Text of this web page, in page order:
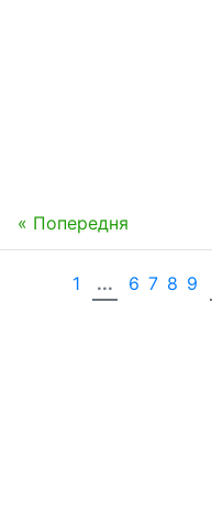
« Попередня
1 ... 6 7 8 9